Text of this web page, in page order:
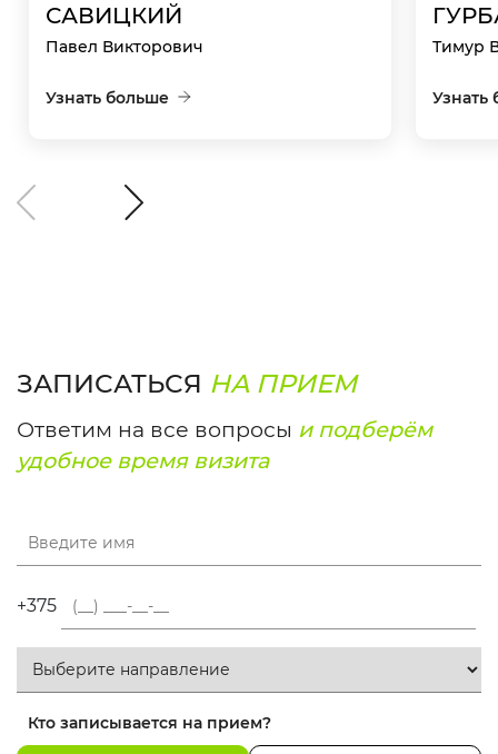
САВИЦКИЙ
Павел Викторович
Узнать больше
Тимур
Узнать
ЗАПИСАТЬСЯ НА ПРИЕМ
Ответим на все вопросы и подберём
удобное время визита
+375
Кто записывается на прием?